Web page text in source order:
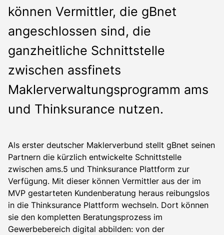
können Vermittler, die gBnet
angeschlossen sind, die
ganzheitliche Schnittstelle
zwischen assfinets
Maklerverwaltungsprogramm ams
und Thinksurance nutzen.
Als erster deutscher Maklerverbund stellt gBnet seinen
Partnern die kürzlich entwickelte Schnittstelle
zwischen ams.5 und Thinksurance Plattform zur
Verfügung. Mit dieser können Vermittler aus der im
MVP gestarteten Kundenberatung heraus reibungslos
in die Thinksurance Plattform wechseln. Dort können
sie den kompletten Beratungsprozess im
Gewerbebereich digital abbilden: von der